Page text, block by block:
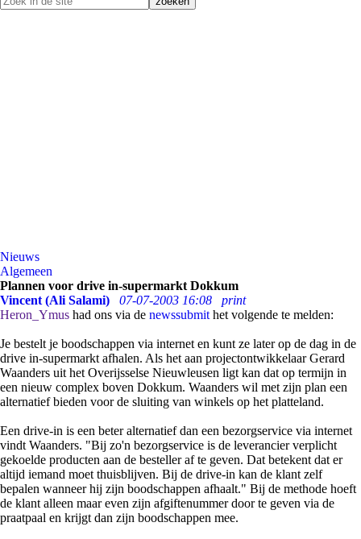
Nieuws
Algemeen
Plannen voor drive in-supermarkt Dokkum
Vincent (Ali Salami)
07-07-2003 16:08
print
Heron_Ymus had ons via de newssubmit het volgende te melden:
Je bestelt je boodschappen via internet en kunt ze later op de dag in de
drive in-supermarkt afhalen. Als het aan projectontwikkelaar Gerard
Waanders uit het Overijsselse Nieuwleusen ligt kan dat op termijn in
een nieuw complex boven Dokkum. Waanders wil met zijn plan een
alternatief bieden voor de sluiting van winkels op het platteland.
Een drive-in is een beter alternatief dan een bezorgservice via internet
vindt Waanders. "Bij zo'n bezorgservice is de leverancier verplicht
gekoelde producten aan de besteller af te geven. Dat betekent dat er
altijd iemand moet thuisblijven. Bij de drive-in kan de klant zelf
bepalen wanneer hij zijn boodschappen afhaalt." Bij de methode hoeft
de klant alleen maar even zijn afgiftenummer door te geven via de
praatpaal en krijgt dan zijn boodschappen mee.